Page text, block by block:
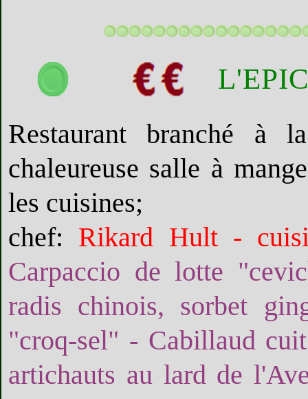
Restaurant branché à
chaleureuse salle à
les cuisines;
chef: Rikard Hult -
Carpaccio de lotte
radis chinois, sorbet
"croq-sel" - Cabillaud
artichauts au lard de